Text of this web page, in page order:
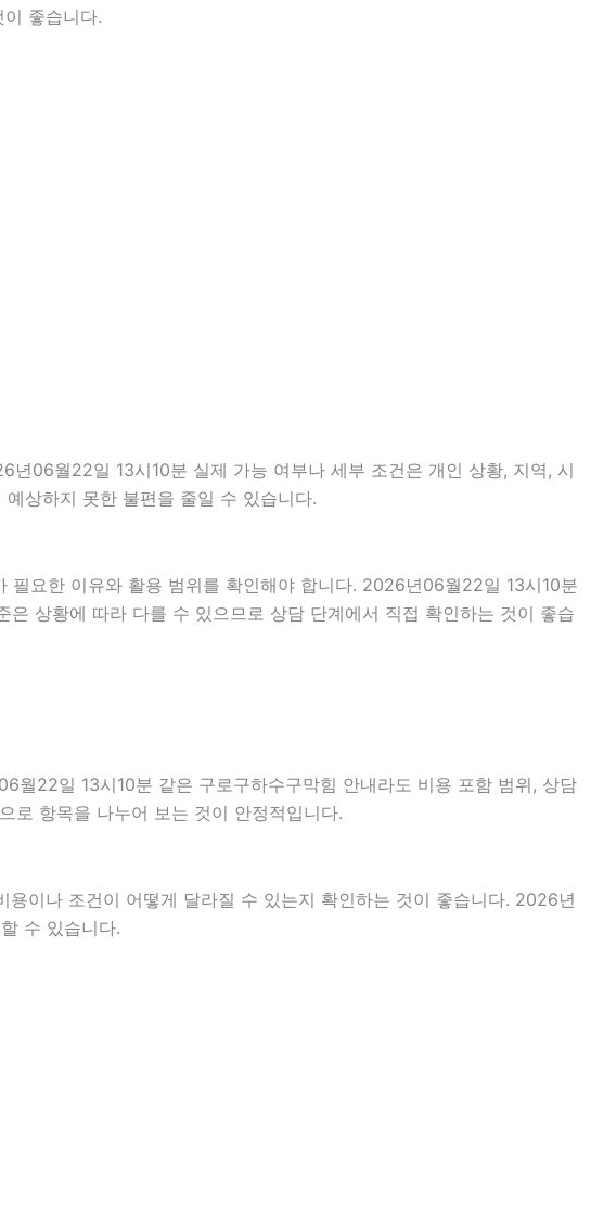
좋습니다.
06월22일 13시10분 실제 가능 여부나 세부 조건은 개인 상황, 지역, 시
상하지 못한 불편을 줄일 수 있습니다.
요한 이유와 활용 범위를 확인해야 합니다. 2026년06월22일 13시10분
상황에 따라 다를 수 있으므로 상담 단계에서 직접 확인하는 것이 좋습
월22일 13시10분 같은 구로구하수구막힘 안내라도 비용 포함 범위, 상담
로 항목을 나누어 보는 것이 안정적입니다.
이나 조건이 어떻게 달라질 수 있는지 확인하는 것이 좋습니다. 2026년
수 있습니다.